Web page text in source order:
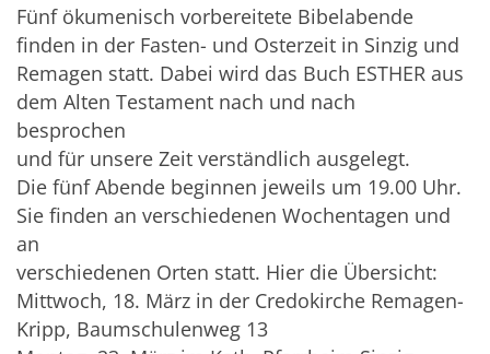
Fünf ökumenisch vorbereitete Bibelabende
finden in der Fasten- und Osterzeit in Sinzig und
Remagen statt. Dabei wird das Buch ESTHER aus
dem Alten Testament nach und nach
besprochen
und für unsere Zeit verständlich ausgelegt.
Die fünf Abende beginnen jeweils um 19.00 Uhr.
Sie finden an verschiedenen Wochentagen und
an
verschiedenen Orten statt. Hier die Übersicht:
Mittwoch, 18. März in der Credokirche Remagen-
Kripp, Baumschulenweg 13